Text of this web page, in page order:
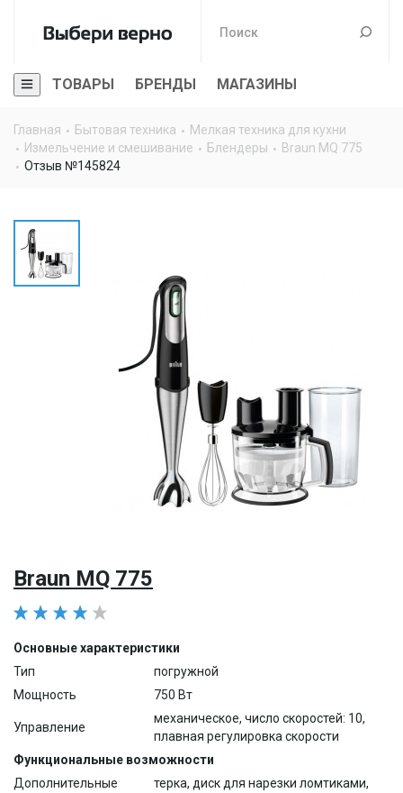
ТОВАРЫ БРЕНДЫ МАГАЗИНЫ
Главная Бытовая техника
Мелкая техника для кухни
Измельчение и смешивание
Блендеры
Braun MQ 775
Отзыв №145824
Braun MQ 775
Основные характеристики
Тип
погружной
Мощность
750 Вт
Управление
механическое, число скоростей: 10,
плавная регулировка скорости
Функциональные возможности
Дополнительные
терка, диск для нарезки ломтиками,